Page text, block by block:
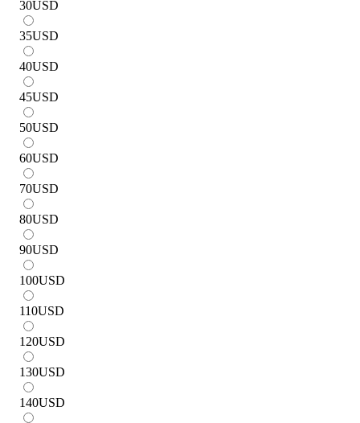
30USD
35USD
40USD
45USD
50USD
60USD
70USD
80USD
90USD
100USD
110USD
120USD
130USD
140USD